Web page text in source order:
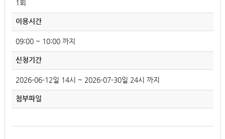
1회
이용시간
09:00 ~ 10:00 까지
신청기간
2026-06-12일 14시 ~ 2026-07-30일 24시 까지
첨부파일